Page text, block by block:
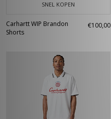
SNEL KOPEN
Carhartt WIP Brandon
Shorts
€100,00